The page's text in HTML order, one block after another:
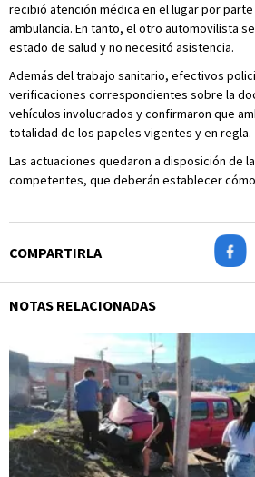
recibió atención médica en el lugar por
ambulancia. En tanto, el otro automovilista
estado de salud y no necesitó asistencia.
Además del trabajo sanitario, efectivos
verificaciones correspondientes sobre la
vehículos involucrados y confirmaron que
totalidad de los papeles vigentes y en regla.
Las actuaciones quedaron a disposición de
competentes, que deberán establecer
COMPARTIRLA
NOTAS RELACIONADAS